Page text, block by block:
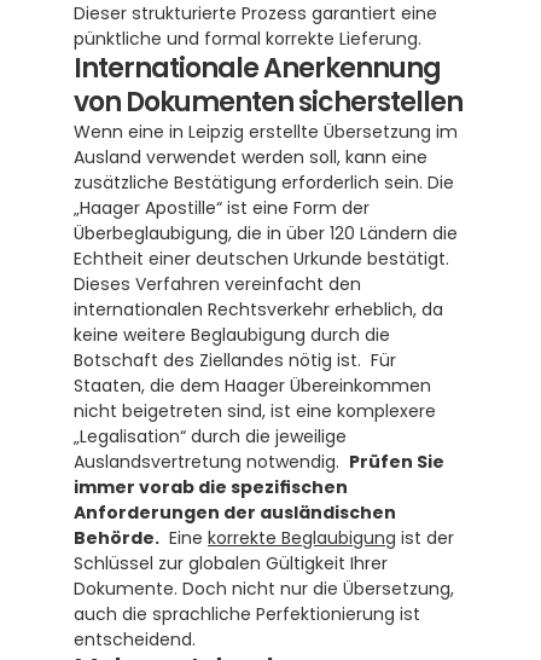
Dieser strukturierte Prozess garantiert eine
pünktliche und formal korrekte Lieferung.
Internationale Anerkennung
von Dokumenten sicherstellen
Wenn eine in Leipzig erstellte Übersetzung im
Ausland verwendet werden soll, kann eine
zusätzliche Bestätigung erforderlich sein. Die
„Haager Apostille“ ist eine Form der
Überbeglaubigung, die in über 120 Ländern die
Echtheit einer deutschen Urkunde bestätigt.
Dieses Verfahren vereinfacht den
internationalen Rechtsverkehr erheblich, da
keine weitere Beglaubigung durch die
Botschaft des Ziellandes nötig ist.  Für
Staaten, die dem Haager Übereinkommen
nicht beigetreten sind, ist eine komplexere
„Legalisation“ durch die jeweilige
Auslandsvertretung notwendig. Prüfen Sie
immer vorab die spezifischen
Anforderungen der ausländischen
Behörde.
  Eine
korrekte Beglaubigung ist der
Schlüssel zur globalen Gültigkeit Ihrer
Dokumente. Doch nicht nur die Übersetzung,
auch die sprachliche Perfektionierung ist
entscheidend.